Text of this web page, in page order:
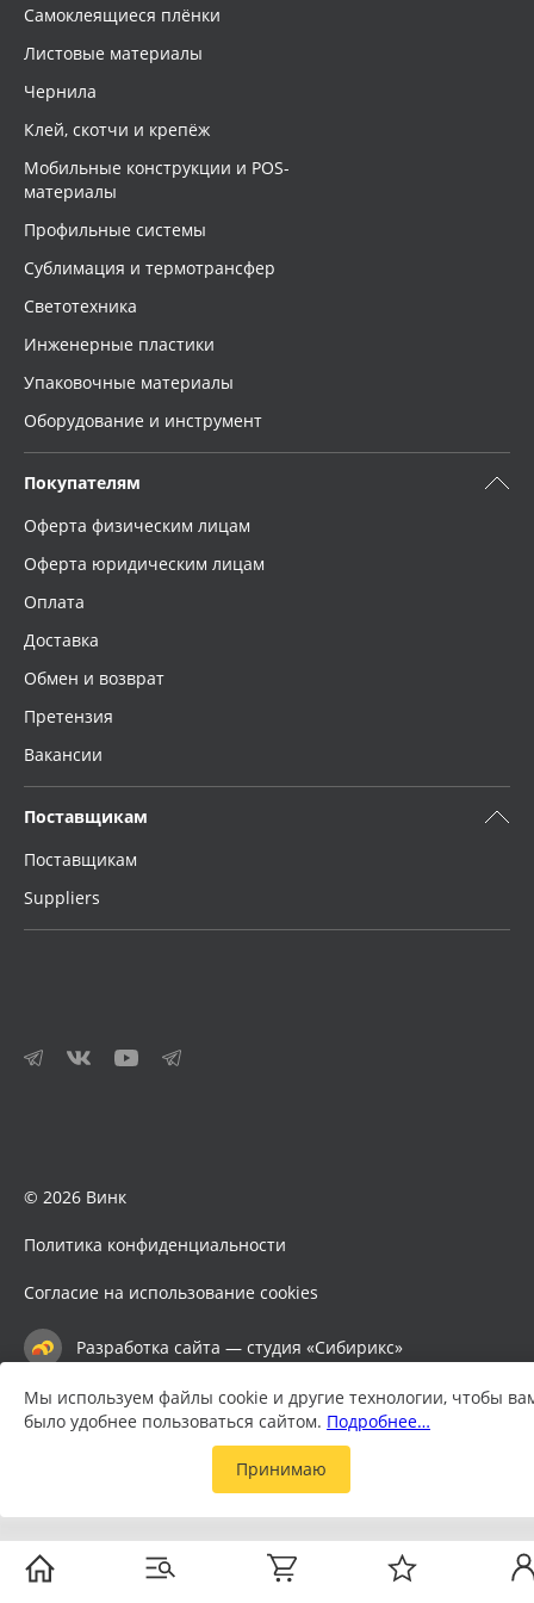
Orajet 3640
Плёнка монтажная Oratape
ПЭТ листовой
ПЭТ бэклит
Вспененный ПВХ
Баннер
Самоклеящиеся плёнки
Листовые материалы
Чернила
Клей, скотчи и крепёж
Мобильные конструкции и POS-
материалы
Профильные системы
Сублимация и термотрансфер
Светотехника
Инженерные пластики
Упаковочные материалы
Оборудование и инструмент
Покупателям
Оферта физическим лицам
Оферта юридическим лицам
Оплата
Доставка
Обмен и возврат
Претензия
Вакансии
Поставщикам
Поставщикам
Suppliers
© 2026 Винк
Политика конфиденциальности
Согласие на использование cookies
Разработка сайта — студия «Сибирикс»
Мы используем файлы cookie и другие технологии, чтобы
было удобнее пользоваться сайтом. Подробнее…
Принимаю